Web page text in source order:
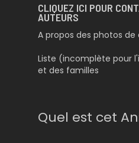
CLIQUEZ ICI POUR
AUTEURS
A propos des photos de
Liste (incomplète pour
et des familles
Quel est cet